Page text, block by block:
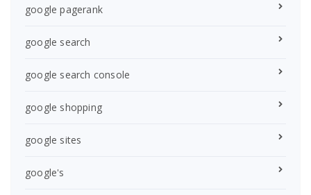
google pagerank
google search
google search console
google shopping
google sites
google's